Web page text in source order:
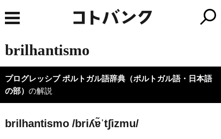
brilhantismo
プログレッシブ ポルトガル語辞典（ポルトガル語・日本語
の部） の解説
brilhantismo /briʎɐ̃ˈtʃizmu/